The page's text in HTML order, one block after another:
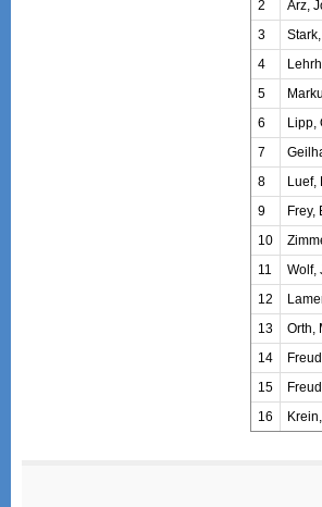
2
Arz,
3
4
5
6
Lipp,
7
8
Luef,
9
Frey,
10
11
Wolf,
12
13
Orth,
14
15
16